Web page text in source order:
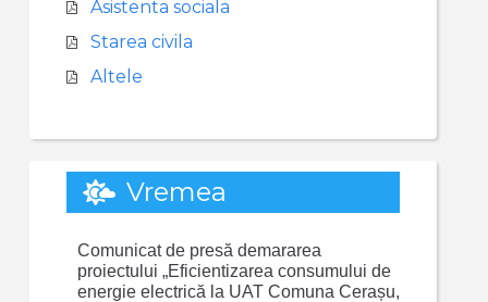
Asistenta sociala
Starea civila
Altele
Vremea
Comunicat de presă demararea
proiectului „Eficientizarea consumului de
energie electrică la UAT Comuna Cerașu,